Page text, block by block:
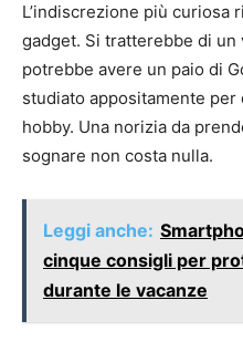
L’indiscrezione più curiosa
gadget. Si tratterebbe di
potrebbe avere un paio di
studiato appositamente
hobby. Una norizia da
sognare non costa nulla.
Leggi anche:
cinque consigli per
durante le vacanze